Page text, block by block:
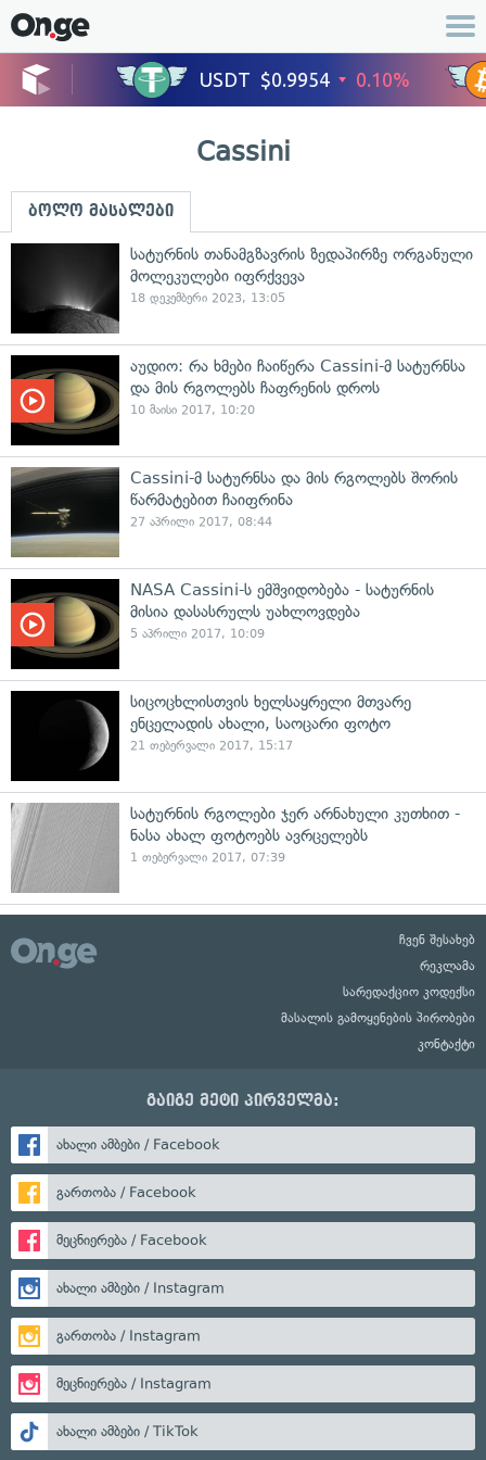
Cassini
ბოლო მასალები
სატურნის თანამგზავრის ზედაპირზე ორგანული
მოლეკულები იფრქვევა
18 დეკემბერი 2023, 13:05
აუდიო: რა ხმები ჩაიწერა Cassini-მ სატურნსა
და მის რგოლებს ჩაფრენის დროს
10 მაისი 2017, 10:20
Cassini-მ სატურნსა და მის რგოლებს შორის
წარმატებით ჩაიფრინა
27 აპრილი 2017, 08:44
NASA Cassini-ს ემშვიდობება - სატურნის
მისია დასასრულს უახლოვდება
5 აპრილი 2017, 10:09
სიცოცხლისთვის ხელსაყრელი მთვარე
ენცელადის ახალი, საოცარი ფოტო
21 თებერვალი 2017, 15:17
სატურნის რგოლები ჯერ არნახული კუთხით -
ნასა ახალ ფოტოებს ავრცელებს
1 თებერვალი 2017, 07:39
ჩვენ შესახებ
რეკლამა
სარედაქციო კოდექსი
მასალის გამოყენების პირობები
კონტაქტი
გაიგე მეტი პირველმა:
ახალი ამბები / Facebook
გართობა / Facebook
მეცნიერება / Facebook
ახალი ამბები / Instagram
გართობა / Instagram
მეცნიერება / Instagram
ახალი ამბები / TikTok